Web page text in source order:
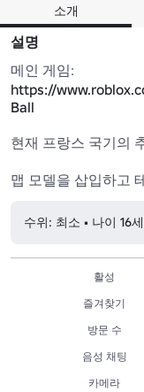
소개
설명
https://
Ball
현재 프랑스 국기의
맵 모델을 삽입하고
수위: 최소 • 나이 16
활성
즐겨찾기
방문 수
음성 채팅
카메라